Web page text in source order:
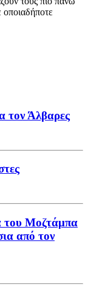
τον Άλβαρες
του Μοζτάμπα
από τον